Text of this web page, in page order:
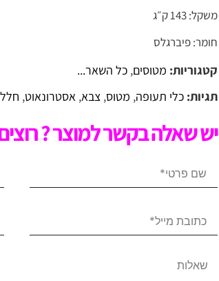
משקל: 143 ק״ג
חומר: פיברגלס
קטגוריות: מטוסים, כל השאר...
תגיות: כלי תעופה, מטוס, צבא, אסטרונאוט, חלל
יש שאלה בקשר למוצר ?